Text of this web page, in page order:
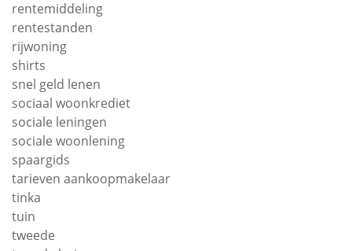
rentemiddeling
rentestanden
rijwoning
shirts
snel geld lenen
sociaal woonkrediet
sociale leningen
sociale woonlening
spaargids
tarieven aankoopmakelaar
tinka
tuin
tweede